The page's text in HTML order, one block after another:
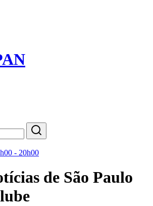
- 20h00
de São Paulo